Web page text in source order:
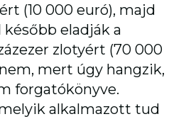
(10 000 euró), majd
eladják a
zlotyért (70 000
mert úgy hangzik,
forgatókönyve.
alkalmazott tud